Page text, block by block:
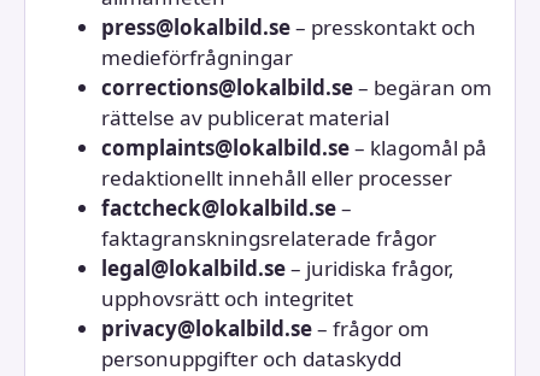
press@lokalbild.se– presskontakt och
medieförfrågningar
corrections@lokalbild.se– begäran om
rättelse av publicerat material
complaints@lokalbild.se– klagomål på
redaktionellt innehåll eller processer
factcheck@lokalbild.se–
faktagranskningsrelaterade frågor
legal@lokalbild.se– juridiska frågor,
upphovsrätt och integritet
privacy@lokalbild.se– frågor om
personuppgifter och dataskydd